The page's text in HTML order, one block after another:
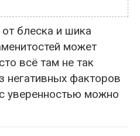
блеска и шика
может
всё там не так
негативных факторов
уверенностью можно